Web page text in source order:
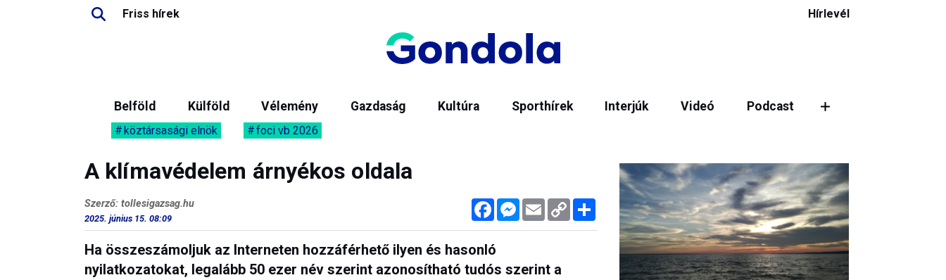
Friss hírek Hírlevél
Belföld Külföld Vélemény Gazdaság Kultúra Sporthírek Interjúk Videó Podcast
köztársasági elnök foci vb 2026
A klímavédelem árnyékos oldala
FacebookMessenger
Email Copy
Link
Megosztás
Szerző: tollesigazsag.hu
2025. június 15. 08:09
Ha összeszámoljuk az Interneten hozzáférhető ilyen és hasonló
nyilatkozatokat, legalább 50 ezer név szerint azonosítható tudós szerint a